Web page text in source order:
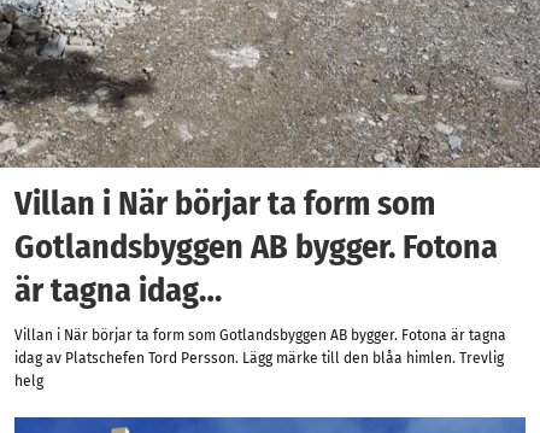
Villan i När börjar ta form som
Gotlandsbyggen AB bygger. Fotona
är tagna idag…
Villan i När börjar ta form som Gotlandsbyggen AB bygger. Fotona är tagna
idag av Platschefen Tord Persson. Lägg märke till den blåa himlen. Trevlig
helg